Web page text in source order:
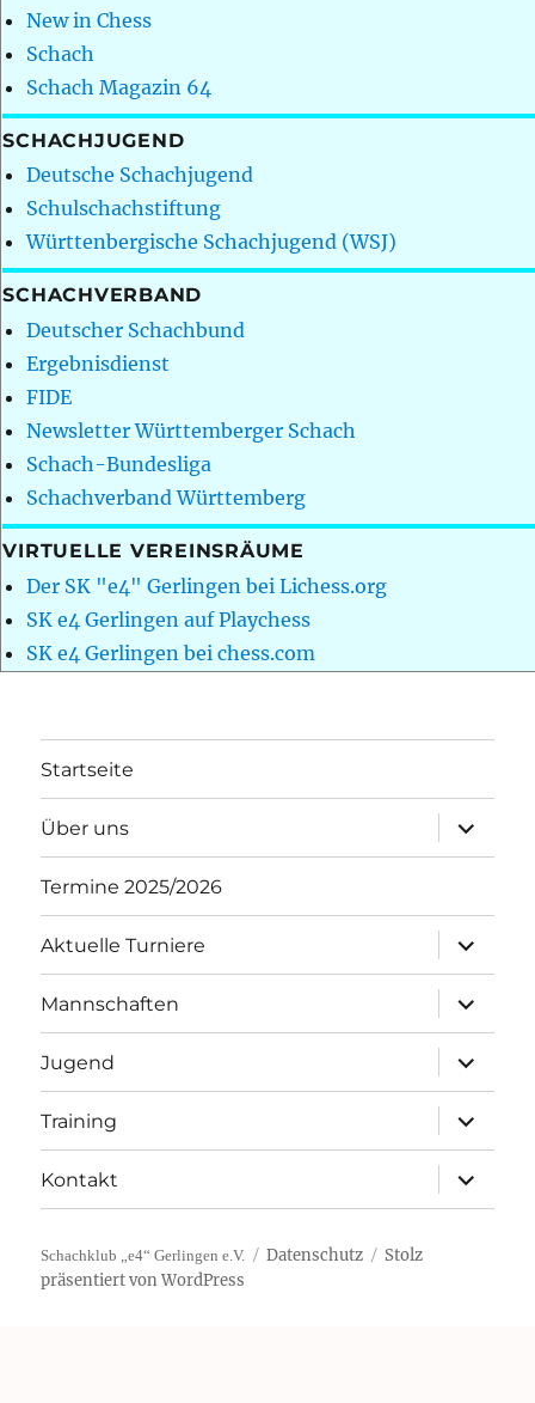
New in Chess
Schach
Schach Magazin 64
SCHACHJUGEND
Deutsche Schachjugend
Schulschachstiftung
Württenbergische Schachjugend (WSJ)
SCHACHVERBAND
Deutscher Schachbund
Ergebnisdienst
FIDE
Newsletter Württemberger Schach
Schach-Bundesliga
Schachverband Württemberg
VIRTUELLE VEREINSRÄUME
Der SK "e4" Gerlingen bei Lichess.org
SK e4 Gerlingen auf Playchess
SK e4 Gerlingen bei chess.com
Startseite
Über uns
öffnen
Termine 2025/2026
Aktuelle Turniere
öffnen
Mannschaften
öffnen
Jugend
öffnen
Training
öffnen
Kontakt
öffnen
Schachklub „e4“ Gerlingen e.V. Datenschutz
Stolz
präsentiert von WordPress